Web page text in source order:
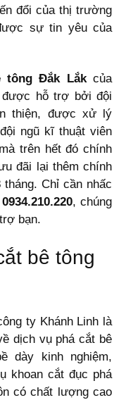
đổi của thị trường
sự tin yêu của
tông Đắk Lắkcủa
được hỗ trợ bởi đội
thiện, được xử lý
ngũ kĩ thuật viên
trên hết đó chính
đãi lại thêm chính
Chỉ cần nhấc
0934.210.220, chúng
bạn.
bê tông
ty Khánh Linh là
dịch vụ phá cắt bê
dày kinh nghiệm,
khoan cắt đục phá
có chất lượng cao